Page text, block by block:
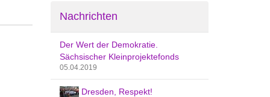
Nachrichten
Der Wert der Demokratie.
Sächsischer Kleinprojektefonds
05.04.2019
Dresden, Respekt!